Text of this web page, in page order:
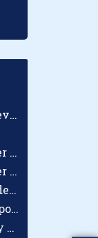
Redman Europe Sales Developer (Europe)
Dura Vermeer Uitvoerder GWW Amsterdam
Dura Vermeer Uitvoerder Civiel Nijmegen
Duifhuizen Verkoopmedewerker Ridderkerk
EK Retail Customer Support Omnichannel
Hubo Assistent Category Manager